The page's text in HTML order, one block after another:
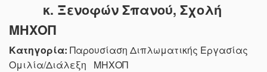
κ. Ξενοφών Σπανού, Σχολή
ΜΗΧΟΠ
Κατηγορία: Παρουσίαση Διπλωματικής Εργασίας
Ομιλία/Διάλεξη ΜΗΧΟΠ